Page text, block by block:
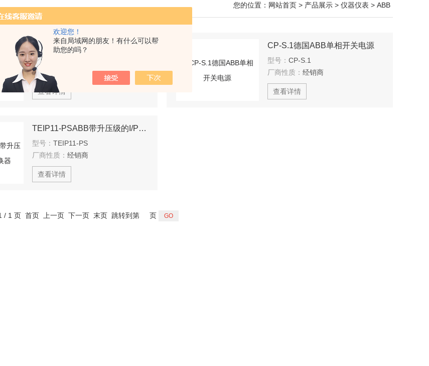
欢迎您！
来自局域网的朋友！有什么可以帮
助您的吗？
您的位置： 网站首页 > 产品展示 > 仪器仪表 > ABB
QCP-220-T-J16A-XXXB日本原装BL必爱路快换工具盘
型号：
厂商性质：
查看详情
CP-S.1德国ABB单相开关电源
型号： CP-S.1
厂商性质： 经销商
查看详情
TEIP11-PSABB带升压级的I/P测试转换器
型号： TEIP11-PS
厂商性质： 经销商
查看详情
/ 1 页 首页 上一页 下一页 末页 跳转到第 页